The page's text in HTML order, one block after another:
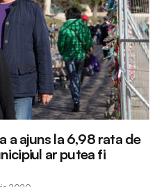
a ajuns la 6,98 rata de
ar putea fi